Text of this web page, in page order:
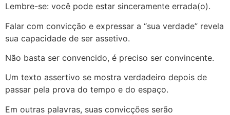
Lembre-se: você pode estar sinceramente errada(o).
Falar com convicção e expressar a “sua verdade” revela
sua capacidade de ser assetivo.
Não basta ser convencido, é preciso ser convincente.
Um texto assertivo se mostra verdadeiro depois de
passar pela prova do tempo e do espaço.
Em outras palavras, suas convicções serão